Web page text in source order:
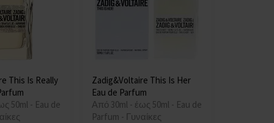
This Is Really
50ml - Eau de
Zadig&Voltaire This Is Her
Eau de Parfum
Από 30ml - έως 50ml - Eau de
Parfum - Γυναίκες